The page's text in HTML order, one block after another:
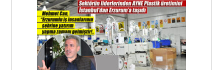
Kenan GÜLERCİ
Murat Şahsuvaroğlu ERKON’da
çıtayı yukarı taşırken,
yönetimdekiler aşağı
çekmemeli!
17 Şubat 2026 Salı Orhan BOZKURT